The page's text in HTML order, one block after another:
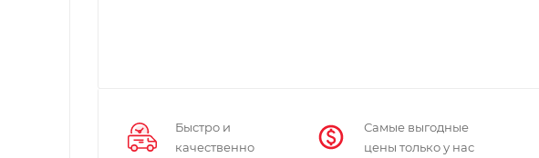
Быстро и
качественно
Самые выгодные
цены только у нас